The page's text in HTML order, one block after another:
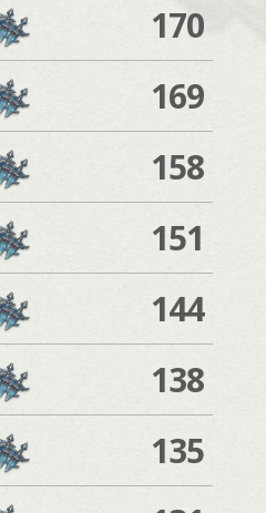
170
169
158
151
144
138
135